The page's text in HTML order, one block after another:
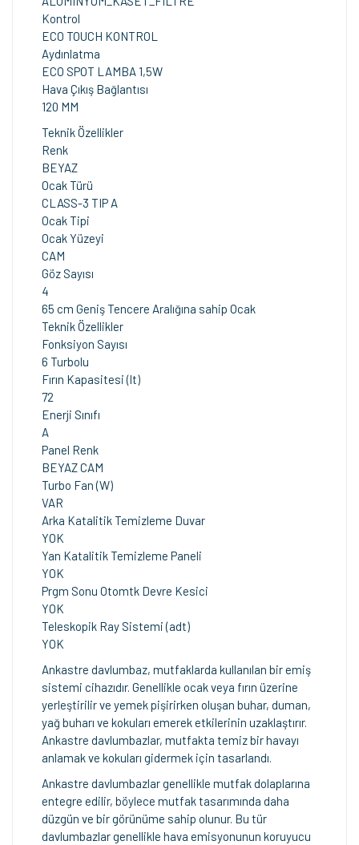
Kontrol
ECO TOUCH KONTROL
Aydınlatma
ECO SPOT LAMBA 1,5W
Hava Çıkış Bağlantısı
120 MM
Teknik Özellikler
Renk
BEYAZ
Ocak Türü
CLASS-3 TIP A
Ocak Tipi
Ocak Yüzeyi
CAM
Göz Sayısı
4
65 cm Geniş Tencere Aralığına sahip Ocak
Teknik Özellikler
Fonksiyon Sayısı
6 Turbolu
Fırın Kapasitesi (lt)
72
Enerji Sınıfı
A
Panel Renk
BEYAZ CAM
Turbo Fan (W)
VAR
Arka Katalitik Temizleme Duvar
YOK
Yan Katalitik Temizleme Paneli
YOK
Prgm Sonu Otomtk Devre Kesici
YOK
Teleskopik Ray Sistemi (adt)
YOK
Ankastre davlumbaz, mutfaklarda kullanılan bir emiş
sistemi cihazıdır. Genellikle ocak veya fırın üzerine
yerleştirilir ve yemek pişirirken oluşan buhar, duman,
yağ buharı ve kokuları emerek etkilerinin uzaklaştırır.
Ankastre davlumbazlar, mutfakta temiz bir havayı
anlamak ve kokuları gidermek için tasarlandı.
Ankastre davlumbazlar genellikle mutfak dolaplarına
entegre edilir, böylece mutfak tasarımında daha
düzgün ve bir görünüme sahip olunur. Bu tür
davlumbazlar genellikle hava emisyonunun koruyucu